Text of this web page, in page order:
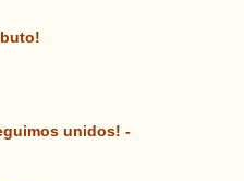
unidos! -